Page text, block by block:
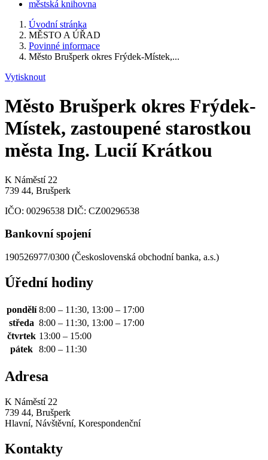
městská knihovna
Úvodní stránka
MĚSTO A ÚŘAD
Povinné informace
Město Brušperk okres Frýdek-Místek,...
Vytisknout
Město Brušperk okres Frýdek-
Místek, zastoupené starostkou
města Ing. Lucií Krátkou
K Náměstí 22
739 44, Brušperk
IČO: 00296538 DIČ: CZ00296538
Bankovní spojení
190526977/0300 (Československá obchodní banka, a.s.)
Úřední hodiny
pondělí 8:00 – 11:30, 13:00 – 17:00
středa 8:00 – 11:30, 13:00 – 17:00
čtvrtek 13:00 – 15:00
pátek 8:00 – 11:30
Adresa
K Náměstí 22
739 44, Brušperk
Hlavní, Návštěvní, Korespondenční
Kontakty